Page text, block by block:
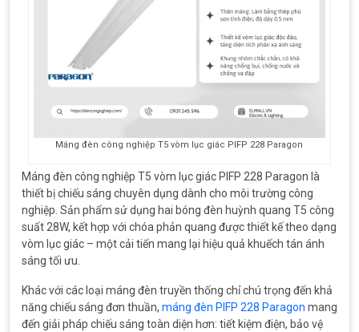
Máng đèn công nghiệp T5 vòm lục giác PIFP 228 Paragon
Máng đèn công nghiệp T5 vòm lục giác PIFP 228 Paragon là
thiết bị chiếu sáng chuyên dụng dành cho môi trường công
nghiệp. Sản phẩm sử dụng hai bóng đèn huỳnh quang T5 công
suất 28W, kết hợp với chóa phản quang được thiết kế theo dạng
vòm lục giác – một cải tiến mang lại hiệu quả khuếch tán ánh
sáng tối ưu.
Khác với các loại máng đèn truyền thống chỉ chú trọng đến khả
năng chiếu sáng đơn thuần, máng đèn PIFP 228 Paragon mang
đến giải pháp chiếu sáng toàn diện hơn: tiết kiệm điện, bảo vệ